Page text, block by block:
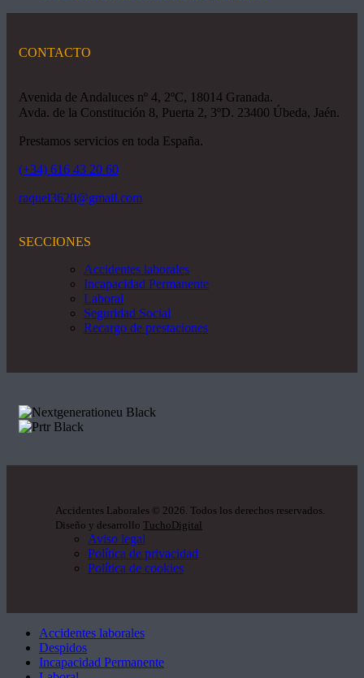
CONTACTO
Avenida de Andaluces nº 4, 2ºC, 18014 Granada.
Avda. de la Constitución 8, Puerta 2, 3ºD. 23400 Úbeda, Jaén.
Prestamos servicios en toda España.
(+34) 616 43 20 60
raquel3620@gmail.com
SECCIONES
Accidentes laborales
Incapacidad Permanente
Laboral
Seguridad Social
Recargo de prestaciones
Accidentes Laborales © 2026. Todos los derechos reservados.
Diseño y desarrollo TuchoDigital
Aviso legal
Política de privacidad
Política de cookies
Accidentes laborales
Despidos
Incapacidad Permanente